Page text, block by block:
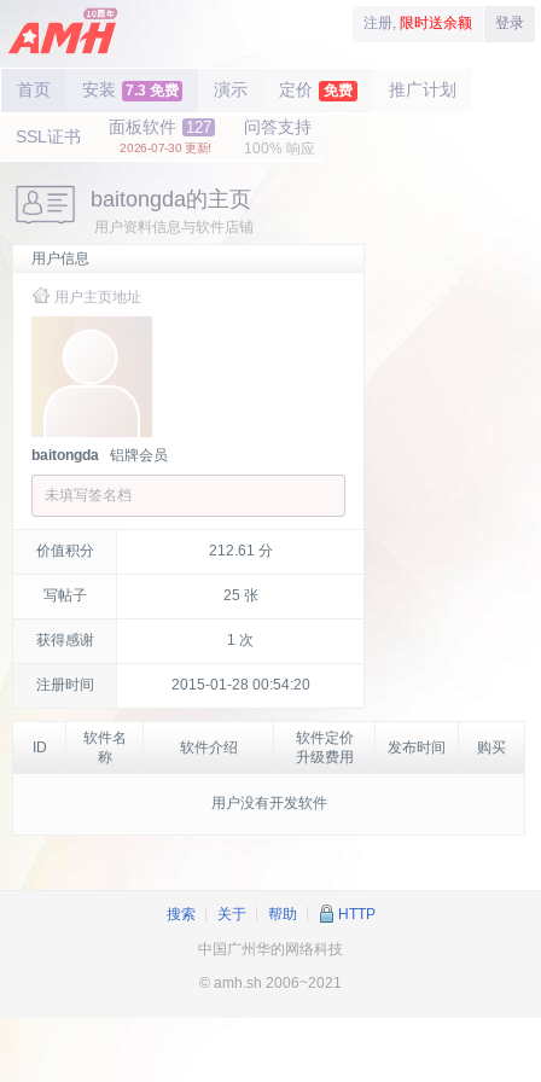
注册, 限时送余额 登录
首页 安装 7.3 免费 演示 定价 免费 推广计划
SSL证书 面板软件 127
2026-07-30 更新!
问答支持
100% 响应
baitongda的主页
用户资料信息与软件店铺
用户信息
用户主页地址
baitongda 铝牌会员
未填写签名档
价值积分 212.61 分
写帖子 25 张
获得感谢 1 次
注册时间 2015-01-28 00:54:20
ID
软件名
称
软件介绍
软件定价
升级费用
发布时间 购买
用户没有开发软件
搜索┊ 关于┊ 帮助 HTTP
中国广州华的网络科技
© amh.sh 2006~2021